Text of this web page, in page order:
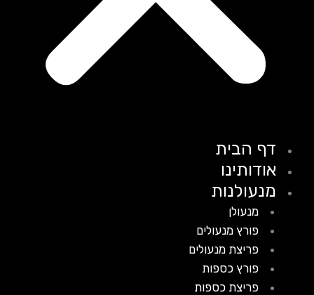
דף הבית
אודותינו
מנעולנות
מנעולן
פורץ מנעולים
פריצת מנעולים
פורץ כספות
פריצת כספות